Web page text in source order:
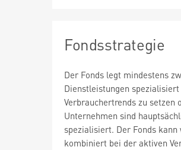
Fondsstrategie
Der Fonds legt mindestens
Dienstleistungen
Verbrauchertrends zu setzen
Unternehmen sind
spezialisiert. Der Fonds
kombiniert bei der aktiven